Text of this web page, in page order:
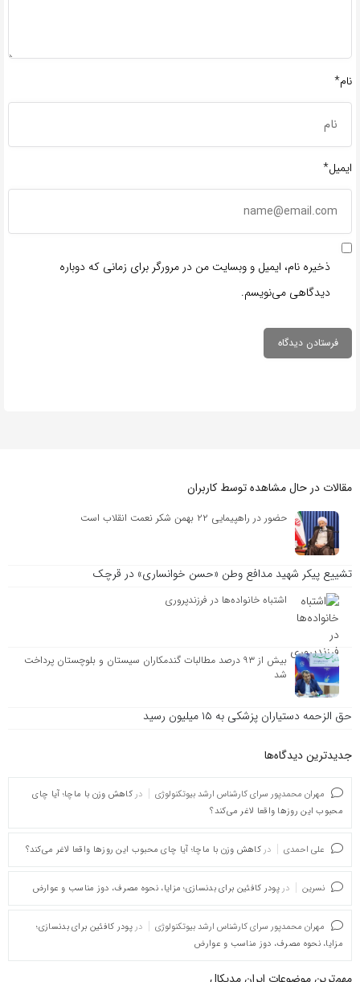
نام*
ایمیل*
ذخیره نام، ایمیل و وبسایت من در مرورگر برای زمانی که دوباره
دیدگاهی می‌نویسم.
مقالات در حال مشاهده توسط کاربران
حضور در راهپیمایی ۲۲ بهمن شکر نعمت انقلاب است
تشییع پیکر شهید مدافع وطن «حسن خوانساری» در قرچک
اشتباه خانواده‌ها در فرزندپروری
بیش از ۹۳ درصد مطالبات گندمکاران سیستان و بلوچستان پرداخت
شد
حق الزحمه دستیاران پزشکی به ۱۵ میلیون رسید
جدیدترین دیدگاه‌‌ها
مهران محمدپور سرای کارشناس ارشد بیوتکنولوژی در کاهش وزن با ماچا؛ آیا چای
محبوب این روزها واقعا لاغر می‌کند؟
علی احمدی در کاهش وزن با ماچا؛ آیا چای محبوب این روزها واقعا لاغر می‌کند؟
نسرین در پودر کافئین برای بدنسازی؛ مزایا، نحوه مصرف، دوز مناسب و عوارض
مهران محمدپور سرای کارشناس ارشد بیوتکنولوژی در پودر کافئین برای بدنسازی؛
مزایا، نحوه مصرف، دوز مناسب و عوارض